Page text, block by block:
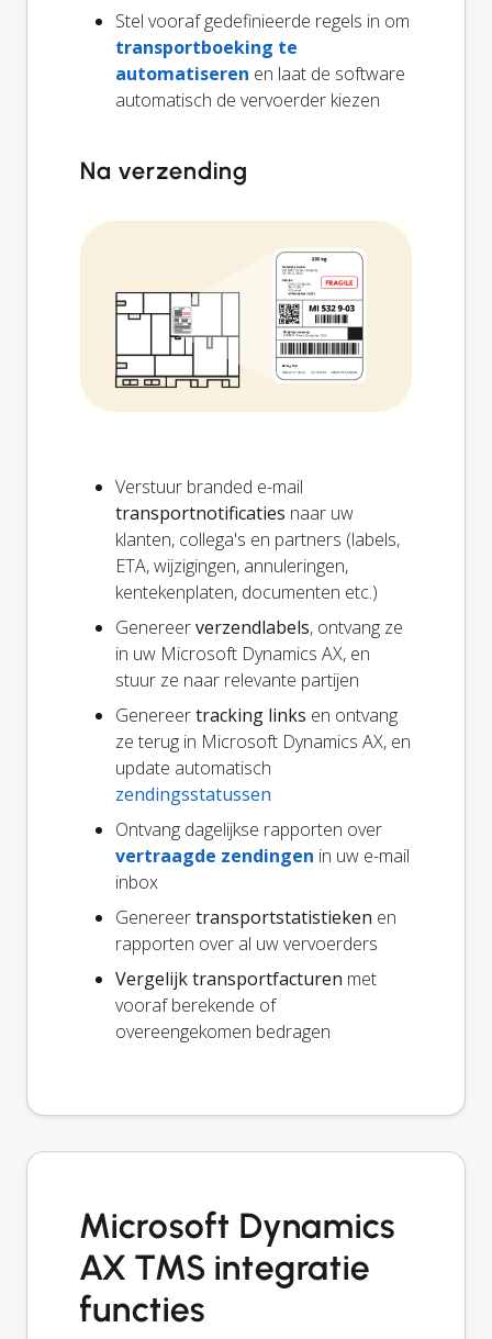
Stel vooraf gedefinieerde regels in om
transportboeking te
automatiseren en laat de software
automatisch de vervoerder kiezen
Na verzending
Verstuur branded e-mail
transportnotificaties naar uw
klanten, collega's en partners (labels,
ETA, wijzigingen, annuleringen,
kentekenplaten, documenten etc.)
Genereerverzendlabels, ontvang ze
in uw Microsoft Dynamics AX, en
stuur ze naar relevante partijen
Genereertracking links en ontvang
ze terug in Microsoft Dynamics AX, en
update automatisch
zendingsstatussen
Ontvang dagelijkse rapporten over
vertraagde zendingen in uw e-mail
inbox
Genereertransportstatistieken en
rapporten over al uw vervoerders
Vergelijk transportfacturen met
vooraf berekende of
overeengekomen bedragen
Microsoft Dynamics
AX TMS integratie
functies